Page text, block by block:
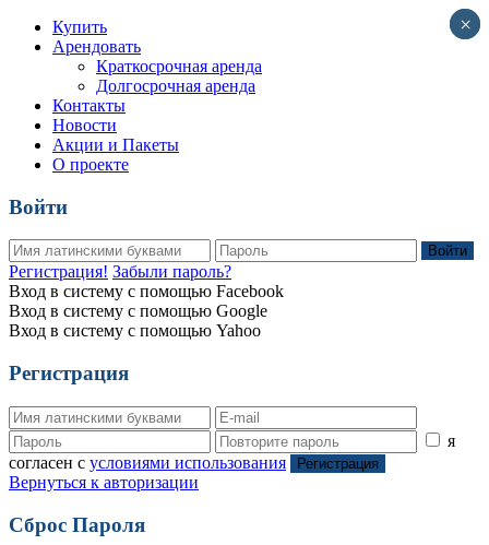
Купить
Арендовать
Краткосрочная аренда
Долгосрочная аренда
Контакты
Новости
Акции и Пакеты
О проекте
Войти
Войти
Регистрация! Забыли пароль?
Вход в систему с помощью Facebook
Вход в систему с помощью Google
Вход в систему с помощью Yahoo
Регистрация
я
согласен с условиями использования Регистрация
Вернуться к авторизации
Сброс Пароля
×
×